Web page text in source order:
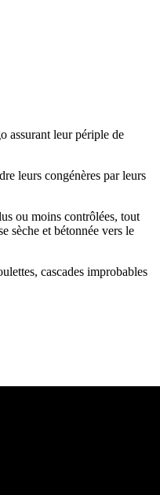
assurant leur périple de
leurs congénères par leurs
ou moins contrôlées, tout
sèche et bétonnée vers le
cascades improbables